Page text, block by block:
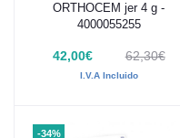
Añadir al carrito
ORTHOCEM jer 4 g -
4000055255
42,00€ 62,30€
I.V.A Incluido
-34%